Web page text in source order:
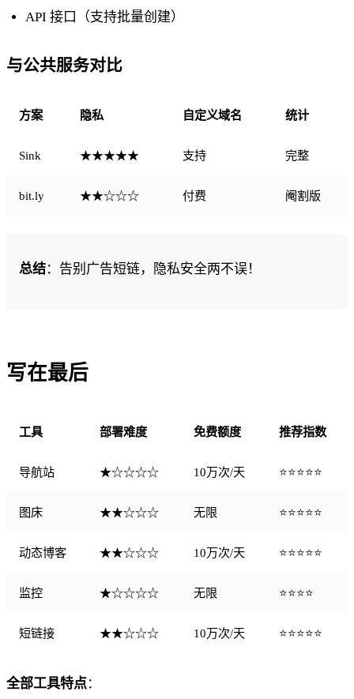
API 接口（支持批量创建）
与公共服务对比
方案 隐私 自定义域名 统计
Sink ★★★★★ 支持 完整
bit.ly ★★☆☆☆ 付费 阉割版
总结：告别广告短链，隐私安全两不误！
写在最后
工具 部署难度 免费额度 推荐指数
导航站 ★☆☆☆☆ 10万次/天 ⭐⭐⭐⭐⭐
图床 ★★☆☆☆ 无限 ⭐⭐⭐⭐⭐
动态博客 ★★☆☆☆ 10万次/天 ⭐⭐⭐⭐⭐
监控 ★☆☆☆☆ 无限 ⭐⭐⭐⭐
短链接 ★★☆☆☆ 10万次/天 ⭐⭐⭐⭐⭐
全部工具特点：